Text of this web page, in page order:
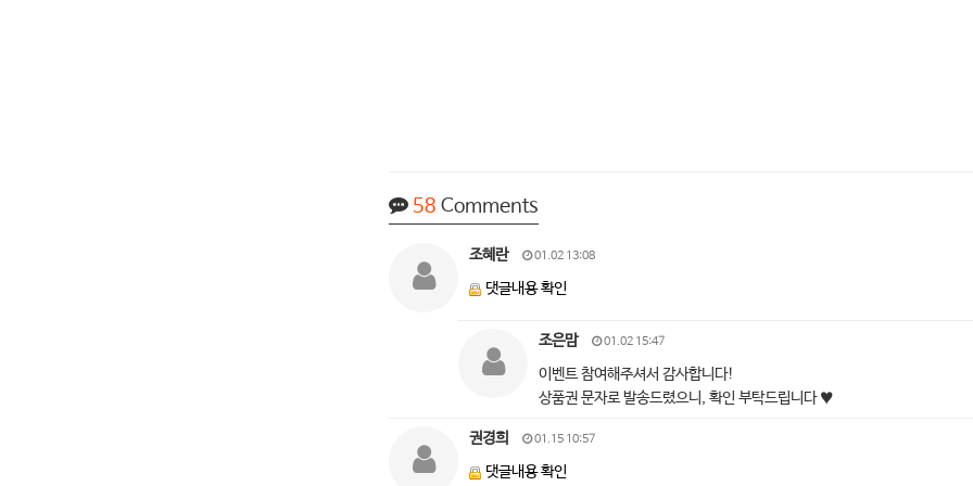
58 Comments
조혜란 01.02 13:08
댓글내용 확인
조은맘 01.02 15:47
이벤트 참여해주셔서 감사합니다!
상품권 문자로 발송드렸으니, 확인 부탁드립니다 ♥
권경희 01.15 10:57
댓글내용 확인